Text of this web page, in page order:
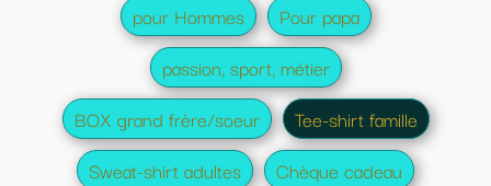
pour Hommes
Pour papa
passion, sport, métier
BOX grand frère/soeur
Tee-shirt famille
Sweat-shirt adultes
Chèque cadeau